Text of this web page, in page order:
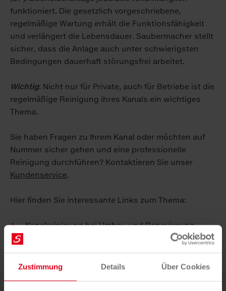
Zustimmung Details Über Cookies
funktioniert. Die gesetzlich vor­geschriebene,
regelmäßige Wartung erhält die Funktions­fähigkeit
und verlängert die Lebens­dauer. Sauber­macher stellt
sicher, dass die Anlage auch unter schwierigsten
Bedingungen dauerhaft störungs­frei arbeitet.
Wichtig: Nicht nur für Private, auch für Betriebe ist die
regelmäßige Reinigung ihres Kanals ein wichtiges
Thema.
Sie haben Fragen zu Ihrem Kanal oder möchten auf
Nummer sicher gehen und eine professionelle
Reinigung durch­führen? Kontaktieren Sie unser
Kundenservice.
Hier finden Sie interessante Links zum Thema:
Kanalreinigungbei Umbau und Renovierung
für Kanal & Rohrverstopfungen
Services rund um den Kanal